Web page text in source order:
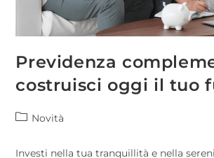
Previdenza
costruisci oggi il tuo
Novità
Investi nella tua tranquillità e nella